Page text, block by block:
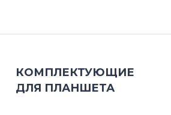
КОМПЛЕКТУЮЩИЕ
ДЛЯ ПЛАНШЕТА